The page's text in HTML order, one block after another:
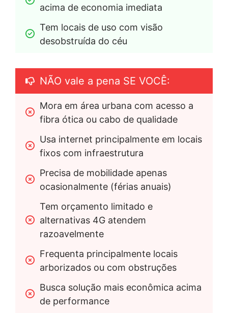
acima de economia imediata
Tem locais de uso com visão
desobstruída do céu
NÃO vale a pena SE VOCÊ:
Mora em área urbana com acesso a
fibra ótica ou cabo de qualidade
Usa internet principalmente em locais
fixos com infraestrutura
Precisa de mobilidade apenas
ocasionalmente (férias anuais)
Tem orçamento limitado e
alternativas 4G atendem
razoavelmente
Frequenta principalmente locais
arborizados ou com obstruções
Busca solução mais econômica acima
de performance